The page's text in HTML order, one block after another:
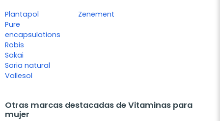
Plantapol
Pure
encapsulations
Robis
Sakai
Soria natural
Vallesol
Zenement
Otras marcas destacadas de Vitaminas para
mujer